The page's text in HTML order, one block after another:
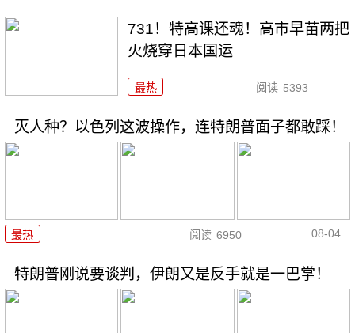
731！特高课还魂！高市早苗两把
火烧穿日本国运
最热 阅读 5393
灭人种？以色列这波操作，连特朗普面子都敢踩！
最热 阅读 6950 08-04
特朗普刚说要谈判，伊朗又是反手就是一巴掌！